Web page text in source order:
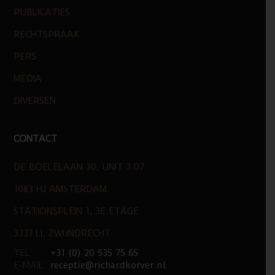
PUBLICATIES
RECHTSPRAAK
PERS
MEDIA
DIVERSEN
CONTACT
DE BOELELAAN 30, UNIT 3.07
1083 HJ AMSTERDAM
STATIONSPLEIN 1, 3E ETAGE
3331 LL ZWIJNDRECHT
+31 (0) 20 535 75 65
receptie@richardkorver.nl